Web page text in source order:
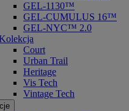
GEL-1130™
GEL-CUMULUS 16™
GEL-NYC™ 2.0
Court
Urban Trail
Heritage
Vis Tech
Vintage Tech